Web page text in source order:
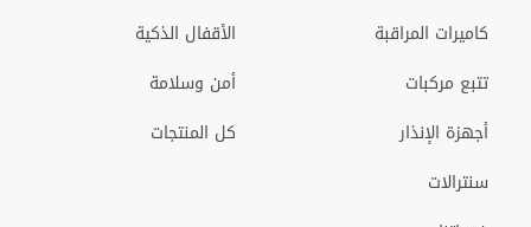
كاميرات المراقبة
تتبع مركبات
أجهزة الإنذار
سنترالات
الأقفال الذكية
أمن وسلامة
كل المنتجات